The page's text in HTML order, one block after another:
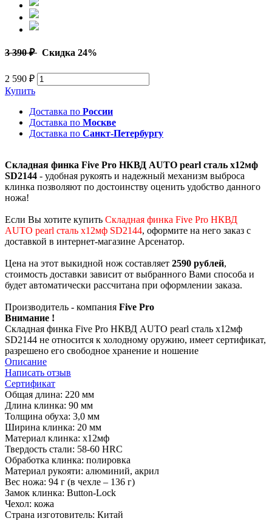
3 390 ₽ Скидка 24%
2 590 ₽
Купить
Доставка по России
Доставка по Москве
Доставка по Санкт-Петербургу
Складная финка Five Pro НКВД AUTO pearl сталь х12мф
SD2144 - удобная рукоять и надежный механизм выброса
клинка позволяют по достоинству оценить удобство данного
ножа!
Если Вы хотите купить Складная финка Five Pro НКВД
AUTO pearl сталь х12мф SD2144, оформите на него заказ с
доставкой в интернет-магазине Арсенатор.
Цена на этот выкидной нож составляет 2590 рублей,
стоимость доставки зависит от выбранного Вами способа и
будет автоматически рассчитана при оформлении заказа.
Производитель - компания Five Pro
Внимание !
Складная финка Five Pro НКВД AUTO pearl сталь х12мф
SD2144 не относится к холодному оружию, имеет сертификат,
разрешено его свободное хранение и ношение
Описание
Написать отзыв
Сертификат
Общая длина: 220 мм
Длина клинка: 90 мм
Толщина обуха: 3,0 мм
Ширина клинка: 20 мм
Материал клинка: х12мф
Твердость стали: 58-60 HRC
Обработка клинка: полировка
Материал рукояти: алюминий, акрил
Вес ножа: 94 г (в чехле – 136 г)
Замок клинка: Button-Lock
Чехол: кожа
Страна изготовитель: Китай